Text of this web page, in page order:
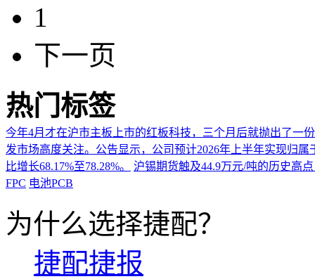
1
下一页
热门标签
今年4月才在沪市主板上市的红板科技，三个月后就抛出了一
发市场高度关注。公告显示，公司预计2026年上半年实现归
比增长68.17%至78.28%。
沪锡期货触及44.9万元/吨的历史高
FPC 电池PCB
为什么选择捷配？
捷配捷报